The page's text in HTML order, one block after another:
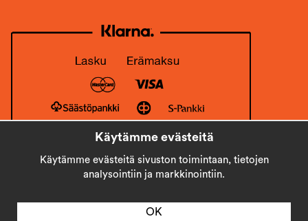
Käytämme evästeitä
Käytämme evästeitä sivuston toimintaan, tietojen
analysointiin ja markkinointiin.
OK